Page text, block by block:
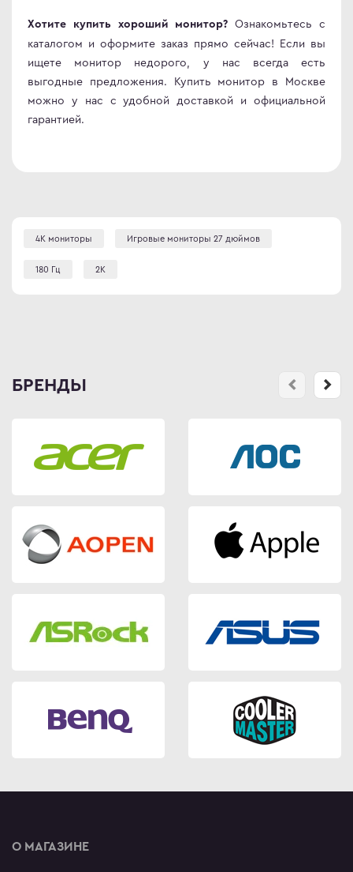
Хотите купить хороший монитор?
Ознакомьтесь с
каталогом и оформите заказ прямо сейчас! Если вы
ищете монитор недорого, у нас всегда есть
выгодные предложения. Купить монитор в Москве
можно у нас с удобной доставкой и официальной
гарантией.
4К мониторы Игровые мониторы 27 дюймов
180 Гц 2К
БРЕНДЫ
О МАГАЗИНЕ